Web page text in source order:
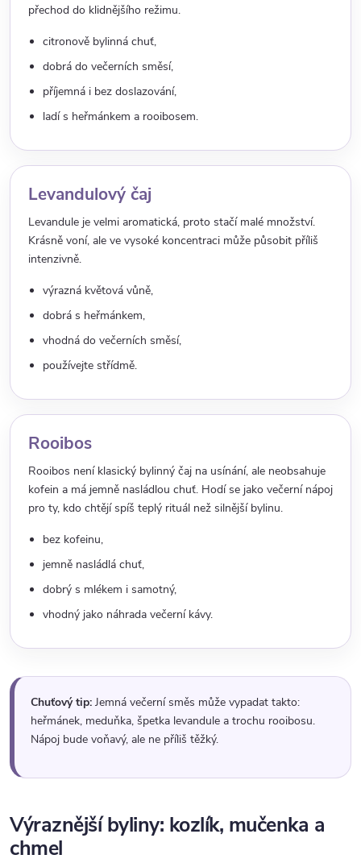
přechod do klidnějšího režimu.
citronově bylinná chuť,
dobrá do večerních směsí,
příjemná i bez doslazování,
ladí s heřmánkem a rooibosem.
Levandulový čaj
Levandule je velmi aromatická, proto stačí malé množství.
Krásně voní, ale ve vysoké koncentraci může působit příliš
intenzivně.
výrazná květová vůně,
dobrá s heřmánkem,
vhodná do večerních směsí,
používejte střídmě.
Rooibos
Rooibos není klasický bylinný čaj na usínání, ale neobsahuje
kofein a má jemně nasládlou chuť. Hodí se jako večerní nápoj
pro ty, kdo chtějí spíš teplý rituál než silnější bylinu.
bez kofeinu,
jemně nasládlá chuť,
dobrý s mlékem i samotný,
vhodný jako náhrada večerní kávy.
Chuťový tip: Jemná večerní směs může vypadat takto:
heřmánek, meduňka, špetka levandule a trochu rooibosu.
Nápoj bude voňavý, ale ne příliš těžký.
Výraznější byliny: kozlík, mučenka a
chmel